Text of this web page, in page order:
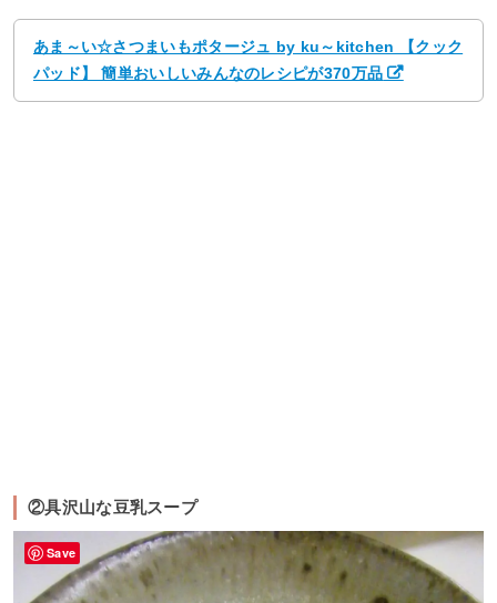
あま～い☆さつまいもポタージュ by ku～kitchen 【クック
パッド】 簡単おいしいみんなのレシピが370万品
②具沢山な豆乳スープ
Save